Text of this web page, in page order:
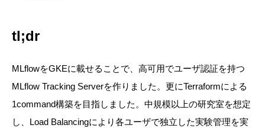
tl;dr
MLflowをGKEに載せることで、高可用でユーザ認証を持つ
MLflow Tracking Serverを作りました。更にTerraformによる
1command構築を目指しました。中規模以上の研究室を想定
し、Load Balancingにより各ユーザで独立した実験管理を実